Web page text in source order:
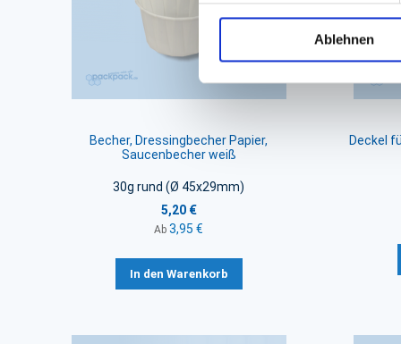
Ablehnen
Becher, Dressingbecher Papier,
Saucenbecher weiß
30g rund (Ø 45x29mm)
5,20 €
Ab 3,95 €
In den Warenkorb
Deckel